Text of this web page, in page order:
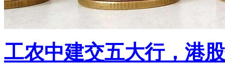
工农中建交五大行，港